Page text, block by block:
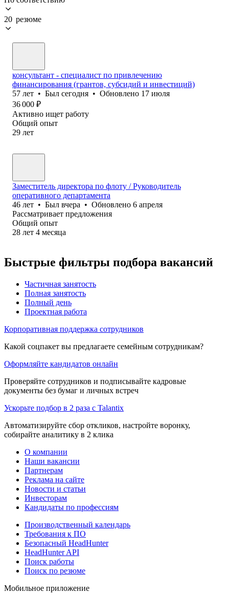
20 резюме
консультант - специалист по привлечению
финансирования (грантов, субсидий и инвестиций)
57 лет • Был сегодня • Обновлено 17 июля
36 000 ₽
Активно ищет работу
Общий опыт
29 лет
Заместитель директора по флоту / Руководитель
оперативного департамента
46 лет • Был вчера • Обновлено 6 апреля
Рассматривает предложения
Общий опыт
28 лет 4 месяца
Быстрые фильтры подбора вакансий
Частичная занятость
Полная занятость
Полный день
Проектная работа
Корпоративная поддержка сотрудников
Какой соцпакет вы предлагаете семейным сотрудникам?
Оформляйте кандидатов онлайн
Проверяйте сотрудников и подписывайте кадровые
документы без бумаг и личных встреч
Ускорьте подбор в 2 раза с Talantix
Автоматизируйте сбор откликов, настройте воронку,
собирайте аналитику в 2 клика
О компании
Наши вакансии
Партнерам
Реклама на сайте
Новости и статьи
Инвесторам
Кандидаты по профессиям
Производственный календарь
Требования к ПО
Безопасный HeadHunter
HeadHunter API
Поиск работы
Поиск по резюме
Мобильное приложение